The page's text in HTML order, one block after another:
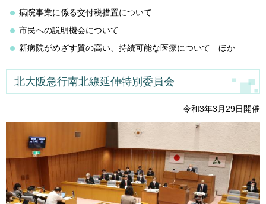
病院事業に係る交付税措置について
市民への説明機会について
新病院がめざす質の高い、持続可能な医療について ほか
北大阪急行南北線延伸特別委員会
令和3年3月29日開催